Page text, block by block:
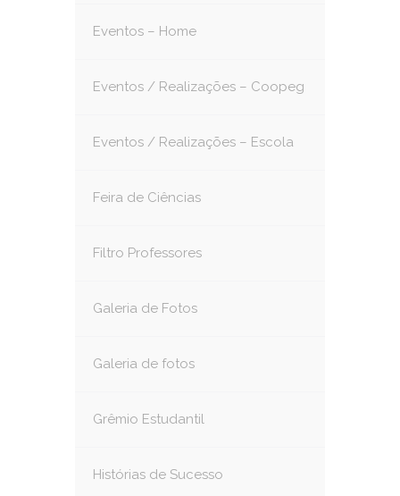
Eventos – Home
Eventos / Realizações – Coopeg
Eventos / Realizações – Escola
Feira de Ciências
Filtro Professores
Galeria de Fotos
Galeria de fotos
Grêmio Estudantil
Histórias de Sucesso